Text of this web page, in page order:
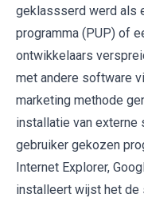
geklassserd werd als
programma (PUP) of
ontwikkelaars
met andere software
marketing methode
installatie van externe
gebruiker gekozen
Internet Explorer,
installeert wijst het de